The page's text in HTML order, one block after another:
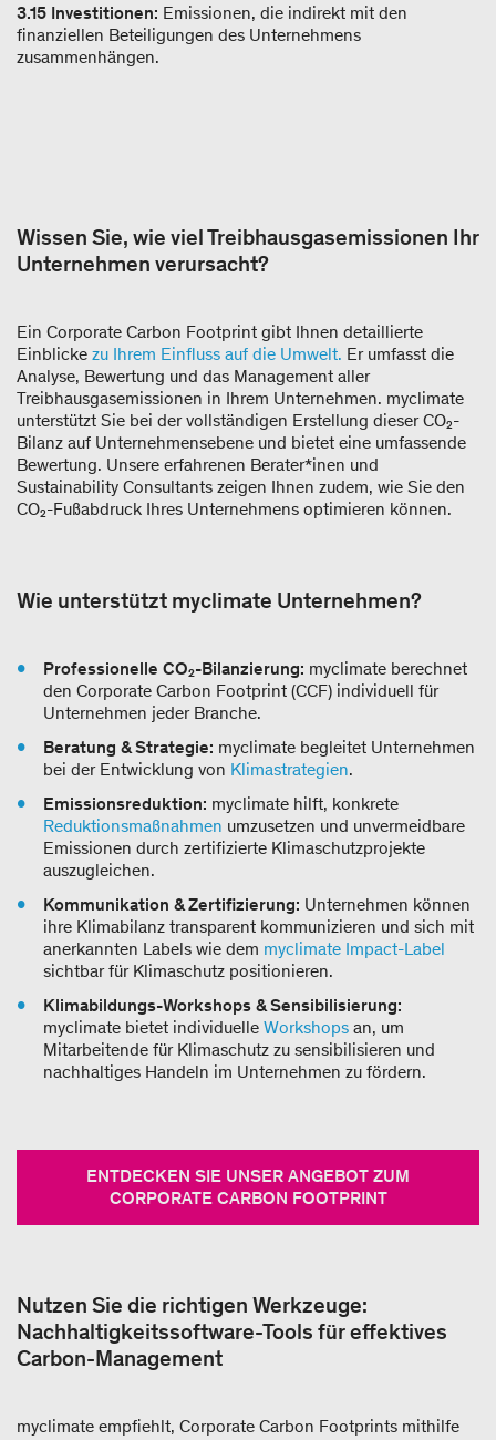
3.15 Investitionen: Emissionen, die indirekt mit den
finanziellen Beteiligungen des Unternehmens
zusammenhängen.
Wissen Sie, wie viel Treibhausgasemissionen Ihr
Unternehmen verursacht?
Ein Corporate Carbon Footprint gibt Ihnen detaillierte
Einblicke zu Ihrem Einfluss auf die Umwelt. Er umfasst die
Analyse, Bewertung und das Management aller
Treibhausgasemissionen in Ihrem Unternehmen. myclimate
unterstützt Sie bei der vollständigen Erstellung dieser CO₂-
Bilanz auf Unternehmensebene und bietet eine umfassende
Bewertung. Unsere erfahrenen Berater*inen und
Sustainability Consultants zeigen Ihnen zudem, wie Sie den
CO₂-Fußabdruck Ihres Unternehmens optimieren können.
Wie unterstützt myclimate Unternehmen?
Professionelle CO₂-Bilanzierung: myclimate berechnet
den Corporate Carbon Footprint (CCF) individuell für
Unternehmen jeder Branche.
Beratung & Strategie: myclimate begleitet Unternehmen
bei der Entwicklung von Klimastrategien.
Emissionsreduktion: myclimate hilft, konkrete
Reduktionsmaßnahmen umzusetzen und unvermeidbare
Emissionen durch zertifizierte Klimaschutzprojekte
auszugleichen.
Kommunikation & Zertifizierung: Unternehmen können
ihre Klimabilanz transparent kommunizieren und sich mit
anerkannten Labels wie dem myclimate Impact-Label
sichtbar für Klimaschutz positionieren.
Klimabildungs-Workshops & Sensibilisierung:
myclimate bietet individuelle Workshops an, um
Mitarbeitende für Klimaschutz zu sensibilisieren und
nachhaltiges Handeln im Unternehmen zu fördern.
ENTDECKEN SIE UNSER ANGEBOT ZUM
CORPORATE CARBON FOOTPRINT
Nutzen Sie die richtigen Werkzeuge:
Nachhaltigkeitssoftware-Tools für effektives
Carbon-Management
myclimate empfiehlt, Corporate Carbon Footprints mithilfe